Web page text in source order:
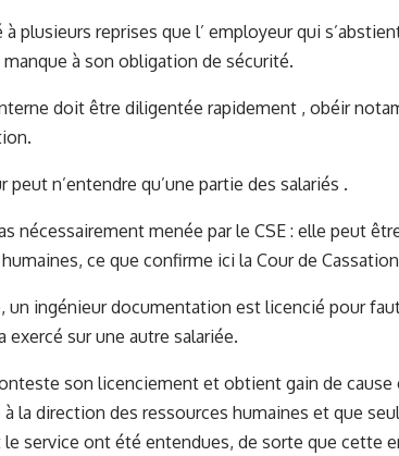
à plusieurs reprises que l’ employeur qui
à son obligation de sécurité.
doit être diligentée rapidement , obéir
peut n’entendre qu’une partie des salariés .
nécessairement menée par le CSE : elle peut
ce que confirme ici la Cour de
un ingénieur documentation est licencié pour
exercé sur une autre salariée.
son licenciement et obtient gain de cause
la direction des ressources humaines et que
service ont été entendues, de sorte que cette